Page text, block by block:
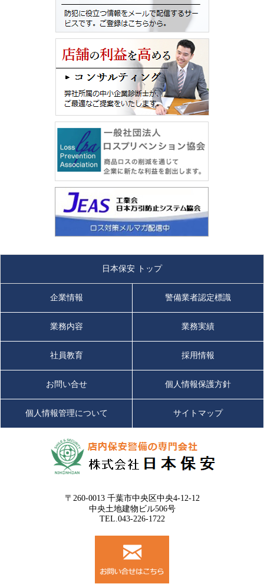
日本保安 トップ
企業情報 警備業者認定標識
業務内容 業務実績
社員教育 採用情報
お問い合せ 個人情報保護方針
個人情報管理について サイトマップ
〒260-0013 千葉市中央区中央4-12-12
中央土地建物ビル506号
TEL.043-226-1722